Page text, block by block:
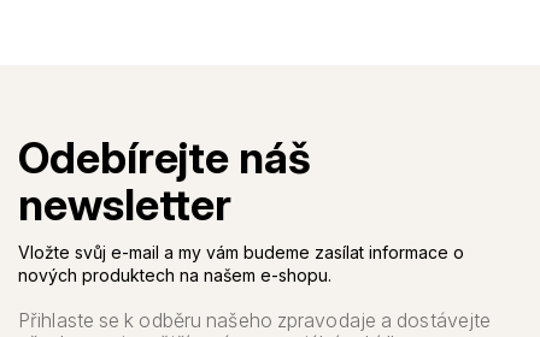
Vložte svůj e-mail a my vám budeme zasílat informace o
nových produktech na našem e-shopu.